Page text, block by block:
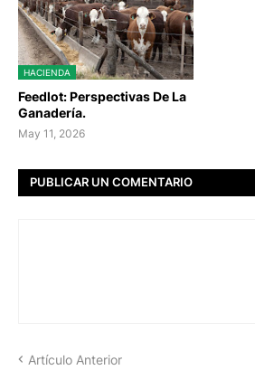
HACIENDA
Feedlot: Perspectivas De La
Ganadería.
May 11, 2026
PUBLICAR UN COMENTARIO
Artículo Anterior